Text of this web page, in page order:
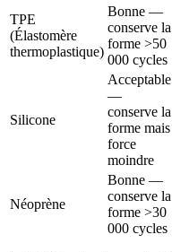
TPE
(Élastomère
thermoplastique)
Bonne —
conserve la
forme >50
000 cycles
Silicone
Acceptable
—
conserve la
forme mais
force
moindre
Néoprène
Bonne —
conserve la
forme >30
000 cycles